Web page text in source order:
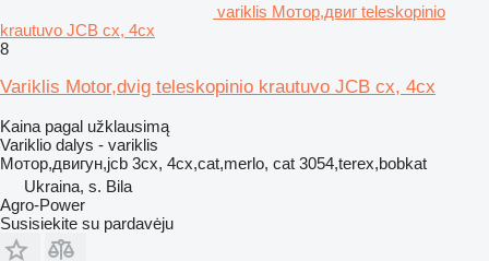
variklis Мотор,двиг teleskopinio
krautuvo JCB cx, 4cx
8
Variklis Motor,dvig teleskopinio krautuvo JCB cx, 4cx
Kaina pagal užklausimą
Variklio dalys - variklis
Мотор,двигун,jcb 3cx, 4cx,cat,merlo, cat 3054,terex,bobkat
Ukraina, s. Bila
Agro-Power
Susisiekite su pardavėju